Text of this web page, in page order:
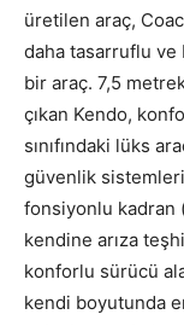
üretilen araç,
daha tasarruflu ve
bir araç. 7,5
çıkan Kendo,
sınıfındaki lüks
güvenlik
fonsiyonlu kadran
kendine arıza
konforlu sürücü
kendi boyutunda